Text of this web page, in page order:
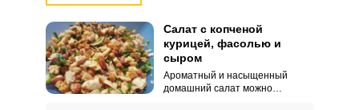
Салат с копченой
курицей, фасолью и
сыром
Ароматный и насыщенный
домашний салат можно